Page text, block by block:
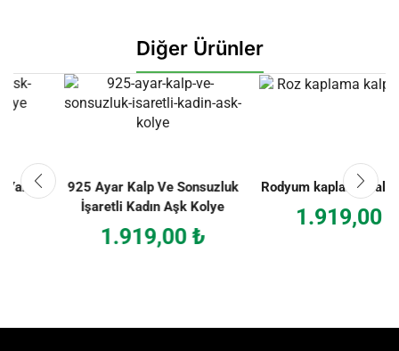
Diğer Ürünler
925 Ayar Kalp Ve Sonsuzluk
İşaretli Kadın Aşk Kolye
1.919,00₺
Rodyum kaplama kalpli kolye
1.919,00₺